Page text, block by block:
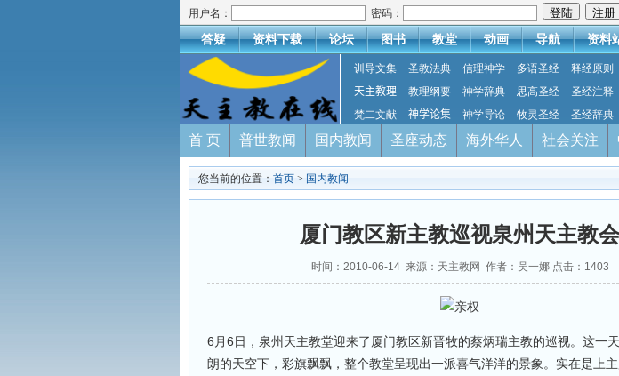
用户名： 密码：
答疑 资料下载 论坛 图书 教堂 动画 导航 资料
训导文集 圣教法典 信理神学 多语圣经 释经原则
天主教理
教理纲要 神学辞典 思高圣经 圣经注释
梵二文献
神学论集 神学导论 牧灵圣经 圣经辞典
首 页 普世教闻 国内教闻 圣座动态 海外华人 社会关注
您当前的位置： 首页 > 国内教闻
厦门教区新主教巡视泉州天主教会
时间：2010-06-14 来源：天主教网 作者：吴一娜 点击： 1403
6月6日，泉州天主教堂迎来了厦门教区新晋牧的蔡炳瑞主教的巡视。这一
朗的天空下，彩旗飘飘，整个教堂呈现出一派喜气洋洋的景象。实在是上主